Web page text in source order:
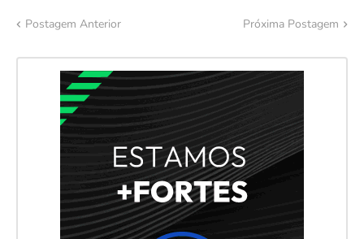
Postagem Anterior Próxima Postagem